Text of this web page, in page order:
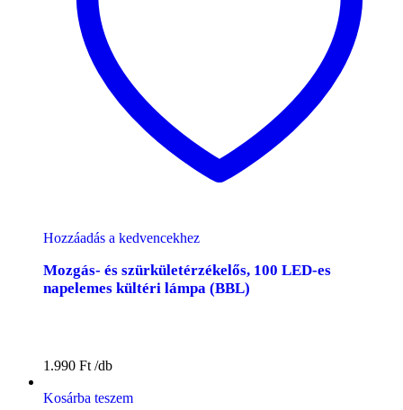
Hozzáadás a kedvencekhez
Mozgás- és szürkületérzékelős, 100 LED-es
napelemes kültéri lámpa (BBL)
1.990 Ft
Kosárba teszem